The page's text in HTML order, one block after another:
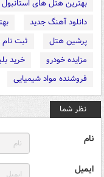
بهترین هتل های استانبول
دانلود آهنگ جدید
پرشین هتل
ثبت نام
مزایده خودرو
خرید
فروشنده مواد شیمیایی
نظر شما
نام
ایمیل